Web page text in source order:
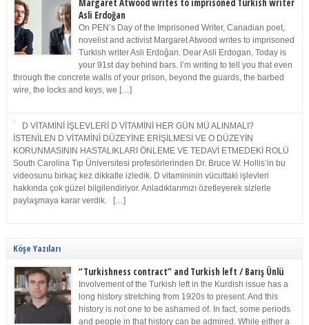
Margaret Atwood writes to imprisoned Turkish writer
Asli Erdoğan
On PEN’s Day of the Imprisoned Writer, Canadian poet,
novelist and activist Margaret Atwood writes to imprisoned
Turkish writer Asli Erdoğan. Dear Asli Erdogan, Today is
your 91st day behind bars. I’m writing to tell you that even
through the concrete walls of your prison, beyond the guards, the barbed
wire, the locks and keys, we […]
D VİTAMİNİ İŞLEVLERİ D VİTAMİNİ HER GÜN MÜ ALINMALI?
İSTENİLEN D VİTAMİNİ DÜZEYİNE ERİŞİLMESİ VE O DÜZEYİN
KORUNMASININ HASTALIKLARI ÖNLEME VE TEDAVİ ETMEDEKİ ROLÜ
South Carolina Tıp Üniversitesi profesörlerinden Dr. Bruce W. Hollis’in bu
videosunu birkaç kez dikkatle izledik. D vitamininin vücuttaki işlevleri
hakkında çok güzel bilgilendiriyor. Anladıklarımızı özetleyerek sizlerle
paylaşmaya karar verdik. […]
Köşe Yazıları
“Turkishness contract” and Turkish left / Barış Ünlü
Involvement of the Turkish left in the Kurdish issue has a
long history stretching from 1920s to present. And this
history is not one to be ashamed of. In fact, some periods
and people in that history can be admired. While either a